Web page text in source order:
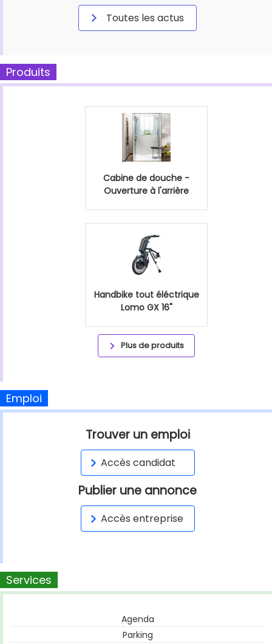
Toutes les actus
Produits
Cabine de douche -
Ouverture à l'arrière
Handbike tout éléctrique
Lomo GX 16"
Plus de produits
Emploi
Trouver un emploi
Accès candidat
Publier une annonce
Accès entreprise
Services
Agenda
Parking